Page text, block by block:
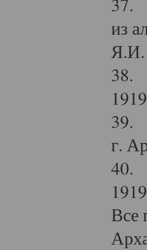
из
Я.И.
38.
39.
г.
40.
Все